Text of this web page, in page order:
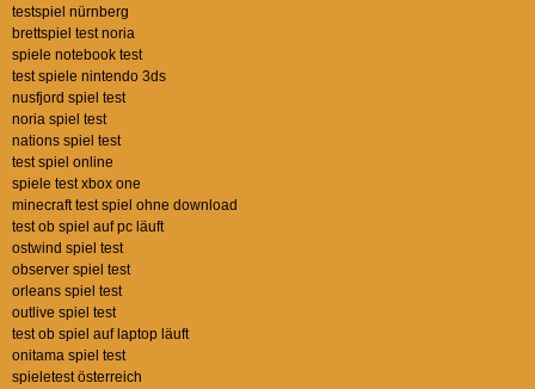
testspiel nürnberg
brettspiel test noria
spiele notebook test
test spiele nintendo 3ds
nusfjord spiel test
noria spiel test
nations spiel test
test spiel online
spiele test xbox one
minecraft test spiel ohne download
test ob spiel auf pc läuft
ostwind spiel test
observer spiel test
orleans spiel test
outlive spiel test
test ob spiel auf laptop läuft
onitama spiel test
spieletest österreich